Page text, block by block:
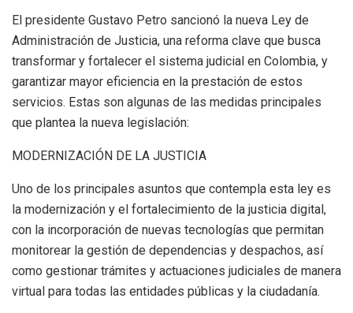
El presidente Gustavo Petro sancionó la nueva Ley de
Administración de Justicia, una reforma clave que busca
transformar y fortalecer el sistema judicial en Colombia, y
garantizar mayor eficiencia en la prestación de estos
servicios. Estas son algunas de las medidas principales
que plantea la nueva legislación:
MODERNIZACIÓN DE LA JUSTICIA
Uno de los principales asuntos que contempla esta ley es
la modernización y el fortalecimiento de la justicia digital,
con la incorporación de nuevas tecnologías que permitan
monitorear la gestión de dependencias y despachos, así
como gestionar trámites y actuaciones judiciales de manera
virtual para todas las entidades públicas y la ciudadanía.